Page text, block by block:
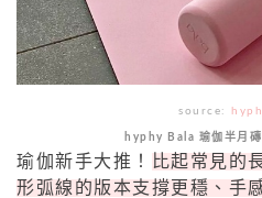
source:
hyphy Bala 瑜伽半月
瑜伽新手大推！
比起常見的
形弧線的版本支撐更穩、手